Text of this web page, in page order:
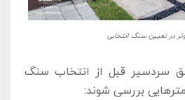
در تعیین سنگ انتخابی
سردسیر قبل از انتخاب سنگ
بررسی شوند: